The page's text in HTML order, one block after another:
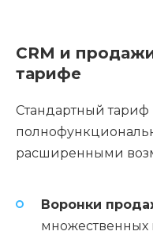
CRM и
тарифе
Стандартный тариф
расширенными
Воронки
множественных